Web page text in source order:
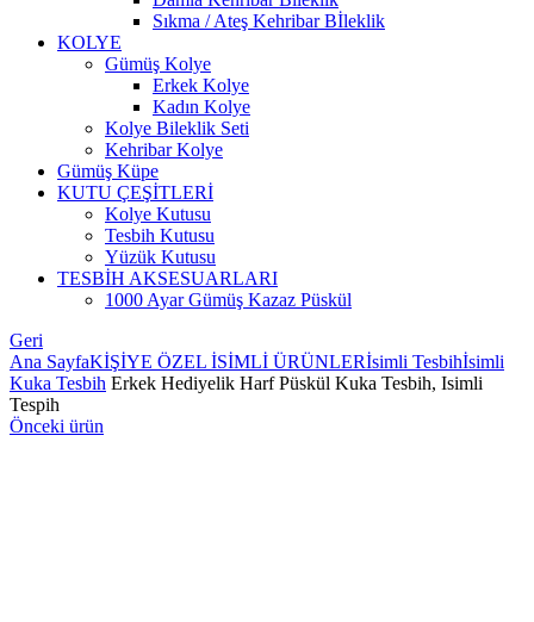
Sıkma / Ateş Kehribar Bİleklik
KOLYE
Gümüş Kolye
Erkek Kolye
Kadın Kolye
Kolye Bileklik Seti
Kehribar Kolye
Gümüş Küpe
KUTU ÇEŞİTLERİ
Kolye Kutusu
Tesbih Kutusu
Yüzük Kutusu
TESBİH AKSESUARLARI
1000 Ayar Gümüş Kazaz Püskül
Geri
Ana SayfaKİŞİYE ÖZEL İSİMLİ ÜRÜNLERİsimli Tesbihİsimli
Kuka Tesbih Erkek Hediyelik Harf Püskül Kuka Tesbih, Isimli
Tespih
Önceki ürün